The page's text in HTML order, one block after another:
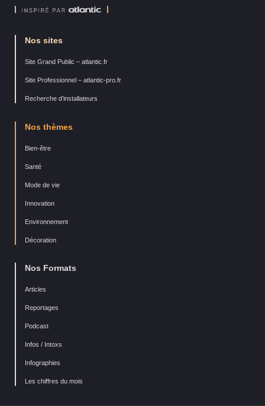
Nos sites
Site Grand Public – atlantic.fr
Site Professionnel – atlantic-pro.fr
Recherche d’installateurs
Nos thèmes
Bien-être
Santé
Mode de vie
Innovation
Environnement
Décoration
Nos Formats
Articles
Reportages
Podcast
Infos / Intoxs
Infographies
Les chiffres du mois